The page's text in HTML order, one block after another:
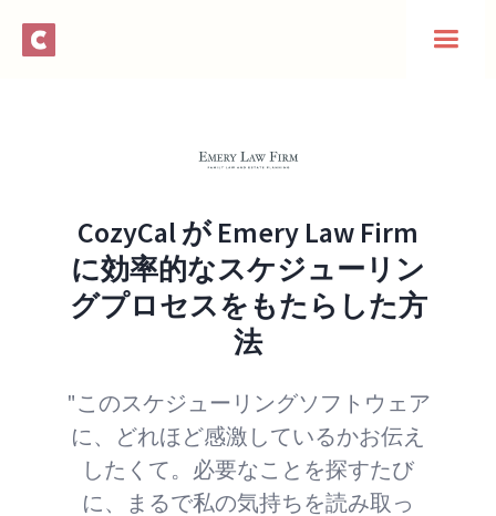
CozyCal が Emery Law Firm
に効率的なスケジューリン
グプロセスをもたらした方
法
"このスケジューリングソフトウェア
に、どれほど感激しているかお伝え
したくて。必要なことを探すたび
に、まるで私の気持ちを読み取っ